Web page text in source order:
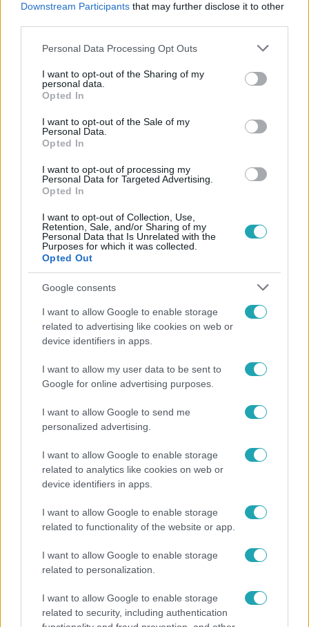
Downstream Participants that may further disclose it to other
Please note that this website/app uses one or more Google
not limited to your visit or usage behaviour. You may click to
grant or deny consent to Google and its third-party tags to
use your data for below specified purposes in below Google
consent section.
Personal Data Processing Opt Outs
I want to opt-out of the Sharing of my
personal data.
Opted In
I want to opt-out of the Sale of my
Personal Data.
Opted In
I want to opt-out of processing my
Personal Data for Targeted Advertising.
Opted In
I want to opt-out of Collection, Use,
Retention, Sale, and/or Sharing of my
Personal Data that Is Unrelated with the
Purposes for which it was collected.
Opted Out
Google consents
I want to allow Google to enable storage
related to advertising like cookies on web or
device identifiers in apps.
I want to allow my user data to be sent to
Google for online advertising purposes.
I want to allow Google to send me
personalized advertising.
I want to allow Google to enable storage
related to analytics like cookies on web or
device identifiers in apps.
I want to allow Google to enable storage
related to functionality of the website or app.
I want to allow Google to enable storage
related to personalization.
I want to allow Google to enable storage
related to security, including authentication
BELVÁROS
Népszerű
Pluszpénzes légkondi, elfogyott jég, zöld rántotta:
Járai Máté kiakadt Siófokon
Felrobbant egy powerbank, pillanatok alatt porig
égett egy autó Debrecenben.